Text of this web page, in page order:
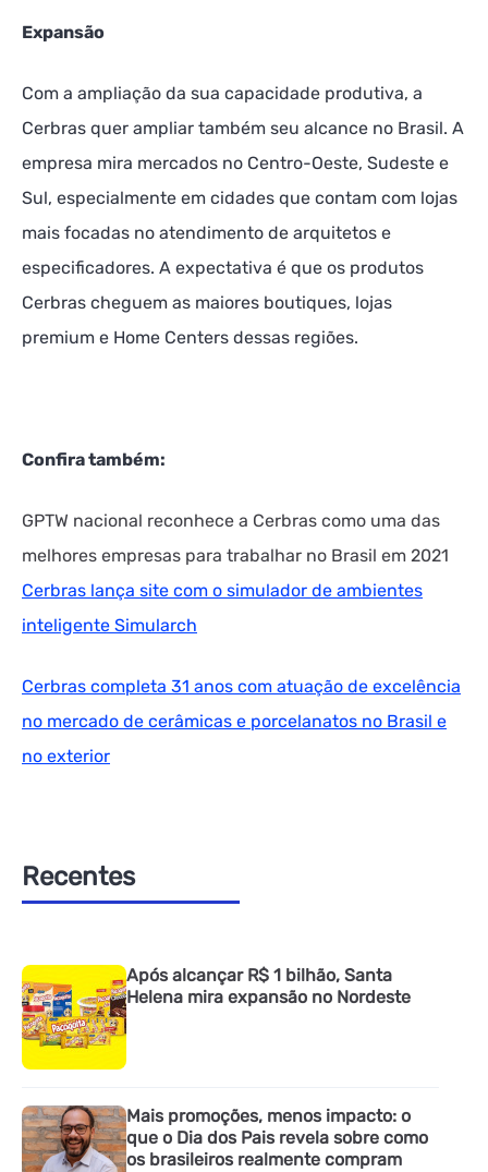
Expansão
Com a ampliação da sua capacidade produtiva, a
Cerbras quer ampliar também seu alcance no Brasil. A
empresa mira mercados no Centro-Oeste, Sudeste e
Sul, especialmente em cidades que contam com lojas
mais focadas no atendimento de arquitetos e
especificadores. A expectativa é que os produtos
Cerbras cheguem as maiores boutiques, lojas
premium e Home Centers dessas regiões.
Confira também:
GPTW nacional reconhece a Cerbras como uma das
melhores empresas para trabalhar no Brasil em 2021
Cerbras lança site com o simulador de ambientes
inteligente Simularch
Cerbras completa 31 anos com atuação de excelência
no mercado de cerâmicas e porcelanatos no Brasil e
no exterior
Recentes
Após alcançar R$ 1 bilhão, Santa
Helena mira expansão no Nordeste
Mais promoções, menos impacto: o
que o Dia dos Pais revela sobre como
os brasileiros realmente compram